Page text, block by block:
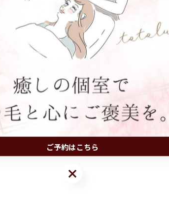
ご予約はこちら
ご予約はこちら